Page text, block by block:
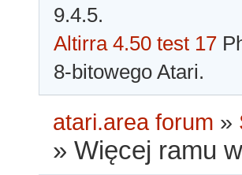
9.4.5.
Altirra 4.50 test 17
8-bitowego Atari.
atari.area forum »
»Więcej ramu